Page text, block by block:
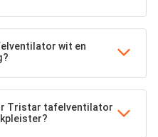
wit en
Tristar tafelventilator